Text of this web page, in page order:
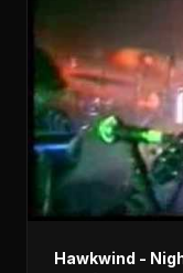
Hawkwind -